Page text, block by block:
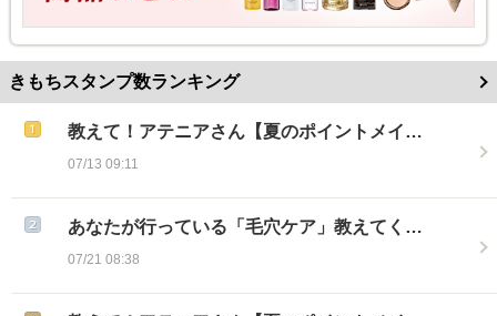
きもちスタンプ数ランキング
教えて！アテニアさん【夏のポイントメイ…
07/13 09:11
あなたが行っている「毛穴ケア」教えてく…
07/21 08:38